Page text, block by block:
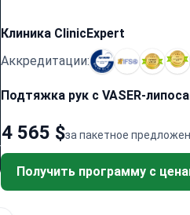
Клиника ClinicExpert
Аккредитации:
Подтяжка рук с VASER-
за пакетное
4 565 $
Получить программу с